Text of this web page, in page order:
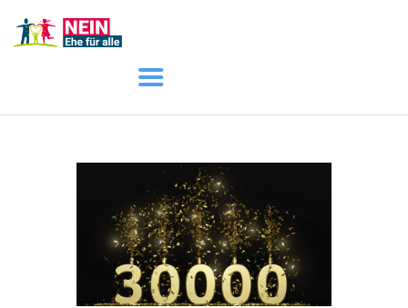
START
DARUM GEHT ES
ÜBER UNS
DOWNLOADS